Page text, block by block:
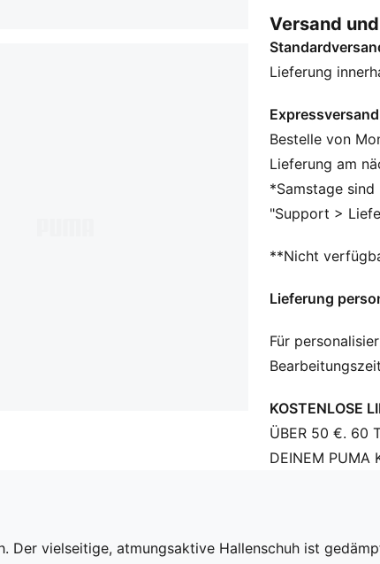
SOFTFOAM+:
Komfort, die
weiche
Synthetik-
Komfort
Außenseite
Verschluss:
Absatzart: Flach
Versand
Lieferung
Bestelle von
Lieferung am
*Samstage
"Support >
**Nicht
Lieferung
Für
KOSTENLOSE
ÜBER 50 €. 60
DEINEM PUMA
Der vielseitige, atmungsaktive Hallenschuh ist